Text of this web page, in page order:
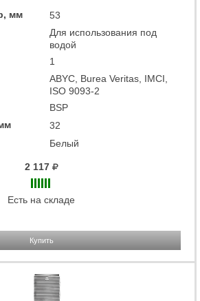
мм
53
Для использования под
водой
1
ABYC, Burea Veritas, IMCI,
ISO 9093-2
BSP
32
Белый
2 117
Есть на складе
Купить